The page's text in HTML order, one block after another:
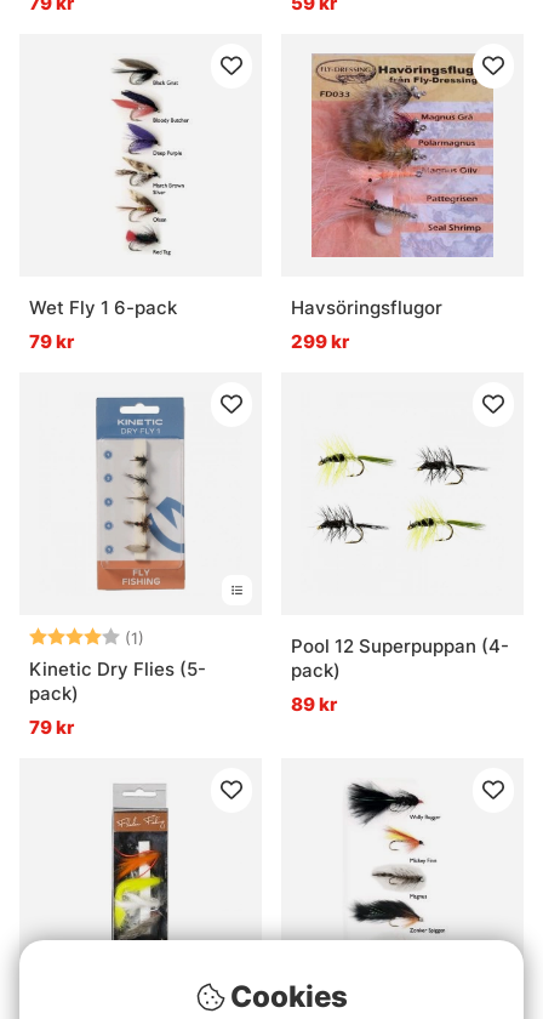
Wet Fly 1 6-pack
79 kr
Havsöringsflugor
299 kr
Betyg: (1)
4.0 utav 5 stjärnor
Kinetic Dry Flies (5-
pack)
79 kr
Pool 12 Superpuppan (4-
pack)
89 kr
Cookies